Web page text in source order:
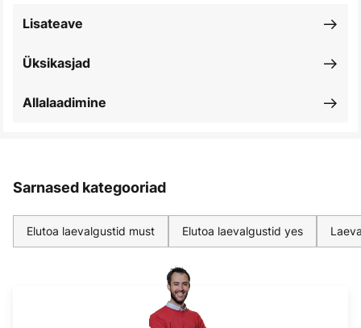
Üksikasjad
Lisateave
Allalaadimine
Sarnased kategooriad
Elutoa laevalgustid must Elutoa laevalgustid yes